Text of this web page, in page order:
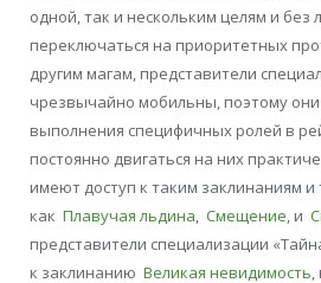
одной, так и нескольким целям и без
переключаться на приоритетных
другим магам, представители
чрезвычайно мобильны, поэтому они
выполнения специфичных ролей в
постоянно двигаться на них
имеют доступ к таким заклинаниям и
как Плавучая льдина Смещение , и
представители специализации
к заклинанию Великая невидимость